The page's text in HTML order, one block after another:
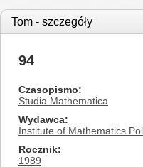
Tom - szczegóły
94
Czasopismo
Studia Mathematica
Wydawca
Institute of Mathematics
Rocznik
1989